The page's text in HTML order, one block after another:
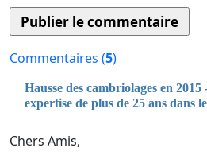
Commentaires (5)
Hausse des cambriolages en 2015
expertise de plus de 25 ans dans
Chers Amis,